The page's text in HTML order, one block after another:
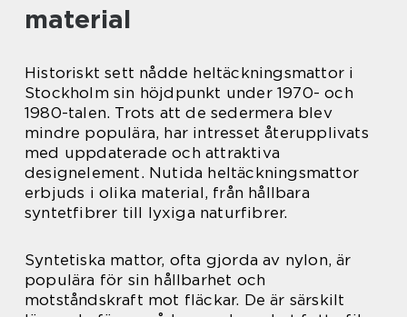
material
Historiskt sett nådde heltäckningsmattor i
Stockholm sin höjdpunkt under 1970- och
1980-talen. Trots att de sedermera blev
mindre populära, har intresset återupplivats
med uppdaterade och attraktiva
designelement. Nutida heltäckningsmattor
erbjuds i olika material, från hållbara
syntetfibrer till lyxiga naturfibrer.
Syntetiska mattor, ofta gjorda av nylon, är
populära för sin hållbarhet och
motståndskraft mot fläckar. De är särskilt